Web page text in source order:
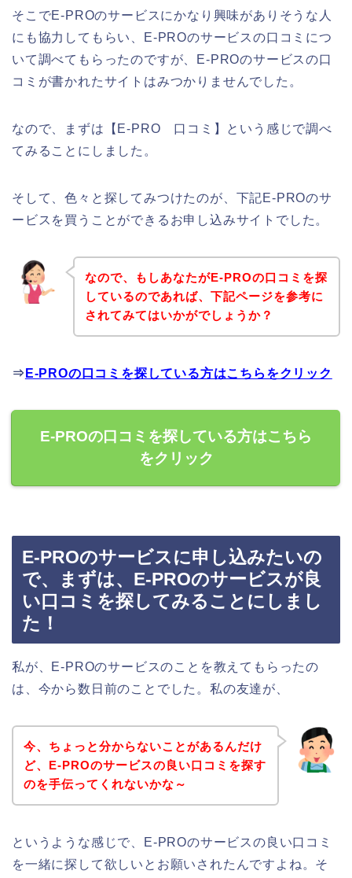
そこでE-PROのサービスにかなり興味がありそうな人
にも協力してもらい、E-PROのサービスの口コミにつ
いて調べてもらったのですが、E-PROのサービスの口
コミが書かれたサイトはみつかりませんでした。
なので、まずは【E-PRO 口コミ】という感じで調べ
てみることにしました。
そして、色々と探してみつけたのが、下記E-PROのサ
ービスを買うことができるお申し込みサイトでした。
なので、もしあなたがE-PROの口コミを探
しているのであれば、下記ページを参考に
されてみてはいかがでしょうか？
⇒ E-PROの口コミを探している方はこちらをクリック
E-PROの口コミを探している方はこちら
をクリック
E-PROのサービスに申し込みたいの
で、まずは、E-PROのサービスが良
い口コミを探してみることにしまし
た！
私が、E-PROのサービスのことを教えてもらったの
は、今から数日前のことでした。私の友達が、
今、ちょっと分からないことがあるんだけ
ど、E-PROのサービスの良い口コミを探す
のを手伝ってくれないかな～
というような感じで、E-PROのサービスの良い口コミ
を一緒に探して欲しいとお願いされたんですよね。そ